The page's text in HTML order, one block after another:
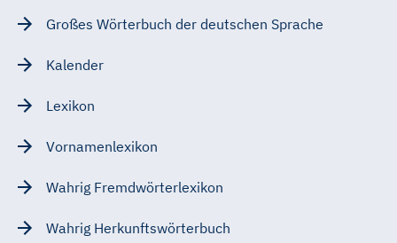
Großes Wörterbuch der deutschen Sprache
Kalender
Lexikon
Vornamenlexikon
Wahrig Fremdwörterlexikon
Wahrig Herkunftswörterbuch